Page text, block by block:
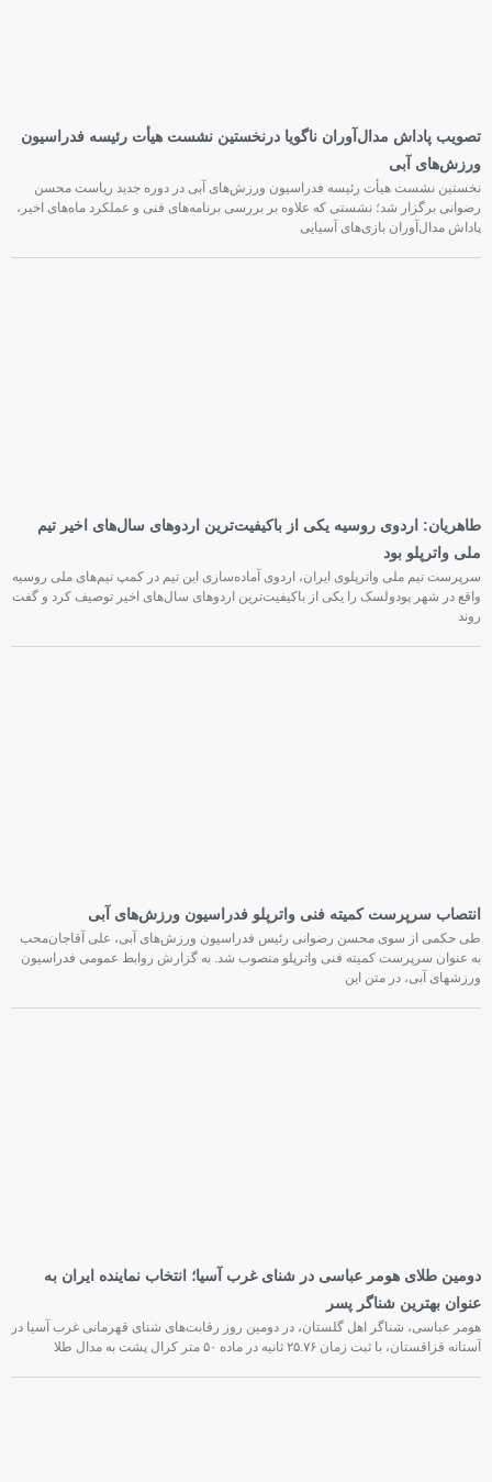
تصویب پاداش مدال‌آوران ناگویا درنخستین نشست هیأت رئیسه فدراسیون
ورزش‌های آبی
نخستین نشست هیأت رئیسه فدراسیون ورزش‌های آبی در دوره جدید ریاست محسن
رضوانی برگزار شد؛ نشستی که علاوه بر بررسی برنامه‌های فنی و عملکرد ماه‌های اخیر،
پاداش مدال‌آوران بازی‌های آسیایی
طاهریان: اردوی روسیه یکی از باکیفیت‌ترین اردوهای سال‌های اخیر تیم
ملی واترپلو بود
سرپرست تیم ملی واترپلوی ایران، اردوی آماده‌سازی این تیم در کمپ تیم‌های ملی روسیه
واقع در شهر پودولسک را یکی از باکیفیت‌ترین اردوهای سال‌های اخیر توصیف کرد و گفت
روند
انتصاب سرپرست کمیته فنی واترپلو فدراسیون ورزش‌های آبی
طی حکمی از سوی محسن رضوانی رئیس فدراسیون ورزش‌های آبی، علی آقاجان‌محب
به عنوان سرپرست کمیته فنی واترپلو منصوب شد. به گزارش روابط عمومی فدراسیون
ورزشهای آبی، در متن این
دومین طلای هومر عباسی در شنای غرب آسیا؛ انتخاب نماینده ایران به
عنوان بهترین شناگر پسر
هومر عباسی، شناگر اهل گلستان، در دومین روز رقابت‌های شنای قهرمانی غرب آسیا در
آستانه قزاقستان، با ثبت زمان ۲۵.۷۶ ثانیه در ماده ۵۰ متر کرال پشت به مدال طلا